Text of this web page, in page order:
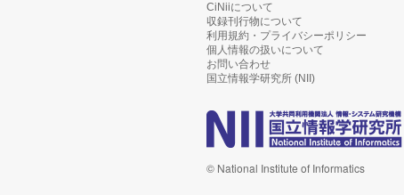
CiNiiについて
収録刊行物について
利用規約・プライバシーポリシー
個人情報の扱いについて
お問い合わせ
国立情報学研究所 (NII)
© National Institute of Informatics